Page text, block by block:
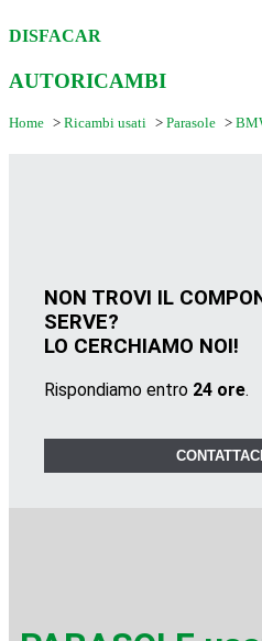
DISFACAR
AUTORICAMBI
Home > Ricambi usati > Parasole >
NON TROVI IL
SERVE?
LO CERCHIAMO NOI!
Rispondiamo entro 24 ore.
CONTATTACI